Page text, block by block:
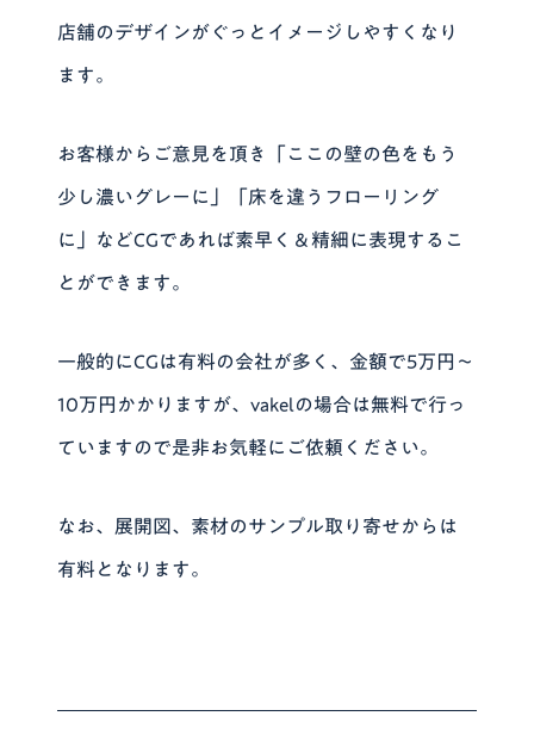
店舗のデザインがぐっとイメージしやすくなり
ます。
お客様からご意見を頂き「ここの壁の色をもう
少し濃いグレーに」「床を違うフローリング
に」などCGであれば素早く＆精細に表現するこ
とができます。
一般的にCGは有料の会社が多く、金額で5万円〜
10万円かかりますが、vakelの場合は無料で行っ
ていますので是非お気軽にご依頼ください。
なお、展開図、素材のサンプル取り寄せからは
有料となります。